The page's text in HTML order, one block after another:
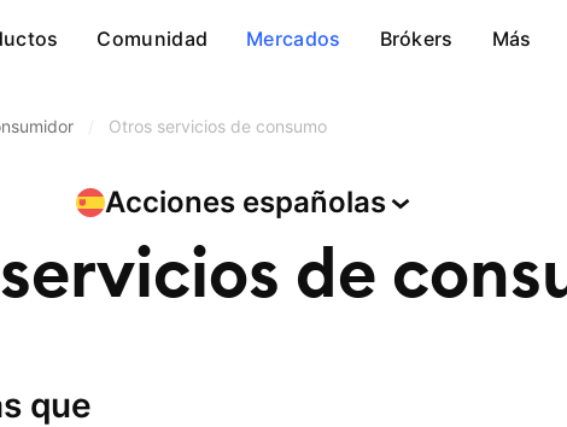
Comunidad Mercados Brókers Más
Otros servicios de consumo
Acciones españolas
de